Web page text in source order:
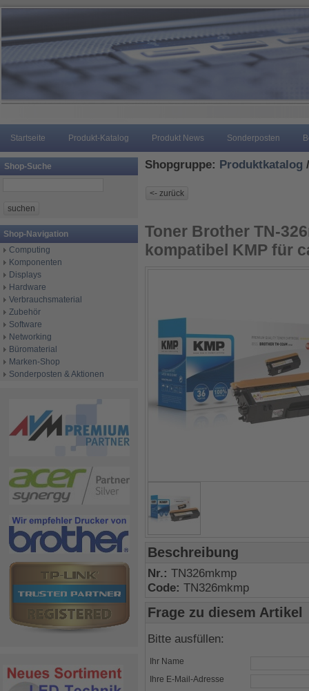
Startseite Produkt-Katalog Produkt News Sonderposten
Shop-Suche
Shop-Navigation
Computing
Komponenten
Displays
Hardware
Verbrauchsmaterial
Zubehör
Software
Networking
Büromaterial
Marken-Shop
Sonderposten & Aktionen
Shopgruppe: Produktkatalog
Toner Brother TN-
kompatibel KMP für
Beschreibung
Nr.: TN326mkmp
Code: TN326mkmp
Frage zu diesem Artikel
Bitte ausfüllen:
Ihr Name
Ihre E-Mail-Adresse